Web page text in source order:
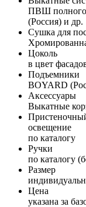
ПВШ полного
(Россия) и др.
Сушка для
Цоколь
в цвет
Подъемники
BOYARD
Аксессуары
Выкатные
освещение
по каталогу
Ручки
по каталогу
Размер
Цена
указана за